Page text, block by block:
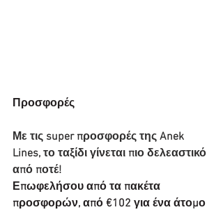
Προσφορές​
Με τις super προσφορές της Anek
Lines, το ταξίδι γίνεται πιο δελεαστικό
από ποτέ!​
Επωφελήσου από τα πακέτα
προσφορών, από €102 για ένα άτομο